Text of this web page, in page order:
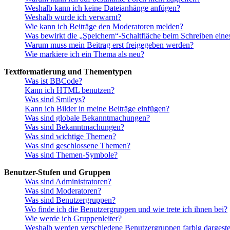
Weshalb kann ich keine Dateianhänge anfügen?
Weshalb wurde ich verwarnt?
Wie kann ich Beiträge den Moderatoren melden?
Was bewirkt die „Speichern“-Schaltfläche beim Schreiben
Warum muss mein Beitrag erst freigegeben werden?
Wie markiere ich ein Thema als neu?
Textformatierung und Thementypen
Was ist BBCode?
Kann ich HTML benutzen?
Was sind Smileys?
Kann ich Bilder in meine Beiträge einfügen?
Was sind globale Bekanntmachungen?
Was sind Bekanntmachungen?
Was sind wichtige Themen?
Was sind geschlossene Themen?
Was sind Themen-Symbole?
Benutzer-Stufen und Gruppen
Was sind Administratoren?
Was sind Moderatoren?
Was sind Benutzergruppen?
Wo finde ich die Benutzergruppen und wie trete ich ihnen bei?
Wie werde ich Gruppenleiter?
Weshalb werden verschiedene Benutzergruppen farbig